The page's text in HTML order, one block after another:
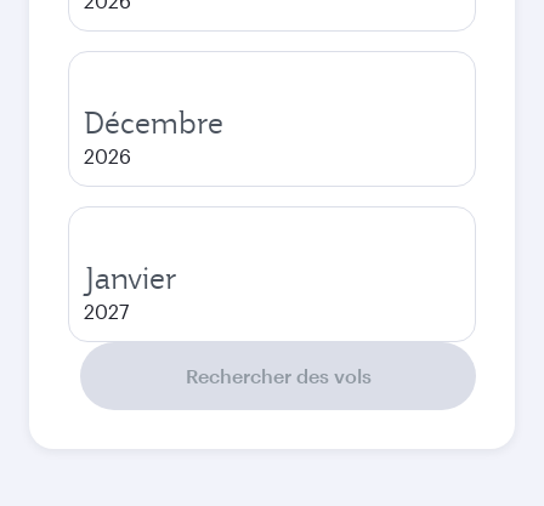
Décembre
2026
Janvier
2027
Rechercher des vols